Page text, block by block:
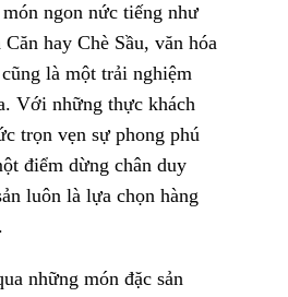
ngon nức tiếng như
hay Chè Sầu, văn hóa
là một trải nghiệm
Với những thực khách
trọn vẹn sự phong phú
điểm dừng chân duy
luôn là lựa chọn hàng
những món đặc sản